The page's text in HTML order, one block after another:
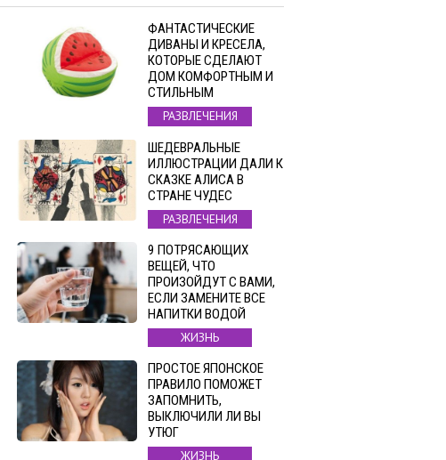
ФАНТАСТИЧЕСКИЕ
ДИВАНЫ И КРЕСЕЛА,
КОТОРЫЕ СДЕЛАЮТ
ДОМ КОМФОРТНЫМ И
СТИЛЬНЫМ
РАЗВЛЕЧЕНИЯ
ШЕДЕВРАЛЬНЫЕ
ИЛЛЮСТРАЦИИ ДАЛИ К
СКАЗКЕ АЛИСА В
СТРАНЕ ЧУДЕС
РАЗВЛЕЧЕНИЯ
9 ПОТРЯСАЮЩИХ
ВЕЩЕЙ, ЧТО
ПРОИЗОЙДУТ С ВАМИ,
ЕСЛИ ЗАМЕНИТЕ ВСЕ
НАПИТКИ ВОДОЙ
ЖИЗНЬ
ПРОСТОЕ ЯПОНСКОЕ
ПРАВИЛО ПОМОЖЕТ
ЗАПОМНИТЬ,
ВЫКЛЮЧИЛИ ЛИ ВЫ
УТЮГ
ЖИЗНЬ